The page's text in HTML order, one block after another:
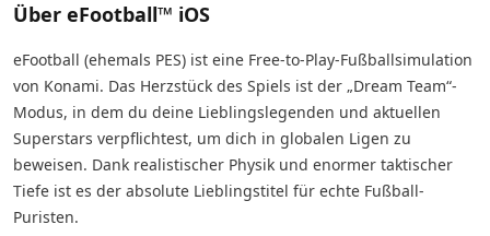
Über eFootball™ iOS
eFootball (ehemals PES) ist eine Free-to-Play-Fußballsimulation
von Konami. Das Herzstück des Spiels ist der „Dream Team“-
Modus, in dem du deine Lieblingslegenden und aktuellen
Superstars verpflichtest, um dich in globalen Ligen zu
beweisen. Dank realistischer Physik und enormer taktischer
Tiefe ist es der absolute Lieblingstitel für echte Fußball-
Puristen.